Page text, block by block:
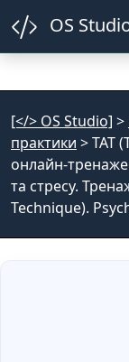
OS
[</> OS Studio] >
практики >TAT
онлайн-
та стресу.
Technique).